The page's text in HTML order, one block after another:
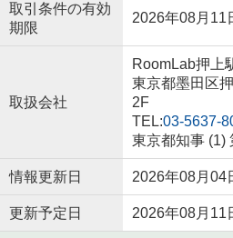
取引条件の有効
期限
2026年08月11
取扱会社
RoomLab押上
東京都墨田区
2F
TEL:03-5637-
東京都知事 (1)
情報更新日 2026年08月04
更新予定日 2026年08月11